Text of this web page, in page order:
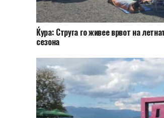
Ќура: Струга го живее врвот на
сезона